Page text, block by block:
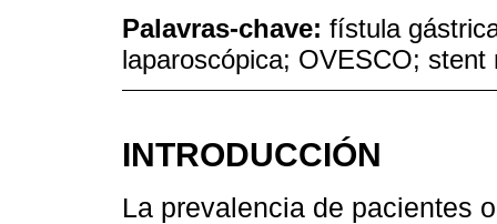
Palavras-chave: fístula
laparoscópica; OVESCO;
INTRODUCCIÓN
La prevalencia de pacientes